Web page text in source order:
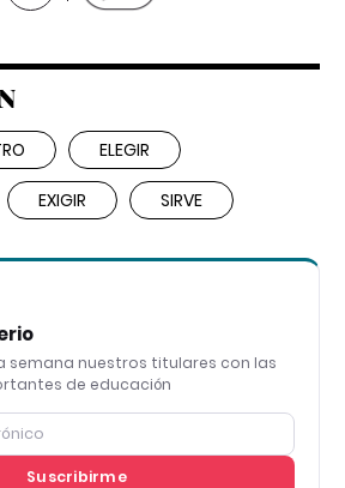
ELEGIR
EXIGIR SIRVE
semana nuestros titulares con las
de educación
Suscribirme